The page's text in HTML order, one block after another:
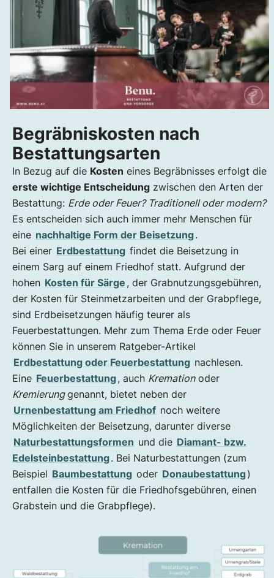
Begräbniskosten nach
Bestattungsarten
In Bezug auf die Kosten eines Begräbnisses erfolgt die
erste wichtige Entscheidung zwischen den Arten der
Bestattung: Erde oder Feuer? Traditionell oder modern?
Es entscheiden sich auch immer mehr Menschen für
eine nachhaltige Form der Beisetzung.
Bei einer Erdbestattung findet die Beisetzung in
einem Sarg auf einem Friedhof statt. Aufgrund der
hohen Kosten für Särge , der Grabnutzungsgebühren,
der Kosten für Steinmetzarbeiten und der Grabpflege,
sind Erdbeisetzungen häufig teurer als
Feuerbestattungen. Mehr zum Thema Erde oder Feuer
können Sie in unserem Ratgeber-Artikel
Erdbestattung oder Feuerbestattung nachlesen.
Eine Feuerbestattung, auch Kremationoder
Kremierunggenannt, bietet neben der
Urnenbestattung am Friedhof noch weitere
Möglichkeiten der Beisetzung, darunter diverse
Naturbestattungsformen und die Diamant- bzw.
Edelsteinbestattung. Bei Naturbestattungen (zum
Beispiel Baumbestattung oder Donaubestattung)
entfallen die Kosten für die Friedhofsgebühren, einen
Grabstein und die Grabpflege).